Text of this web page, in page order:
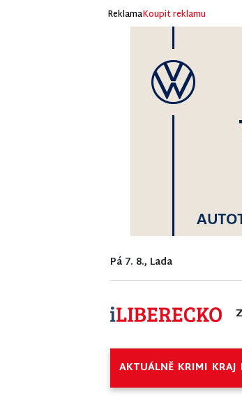
ReklamaKoupit reklamu
Pá 7. 8., Lada
AKTUÁLNĚ KRIMI KRAJ